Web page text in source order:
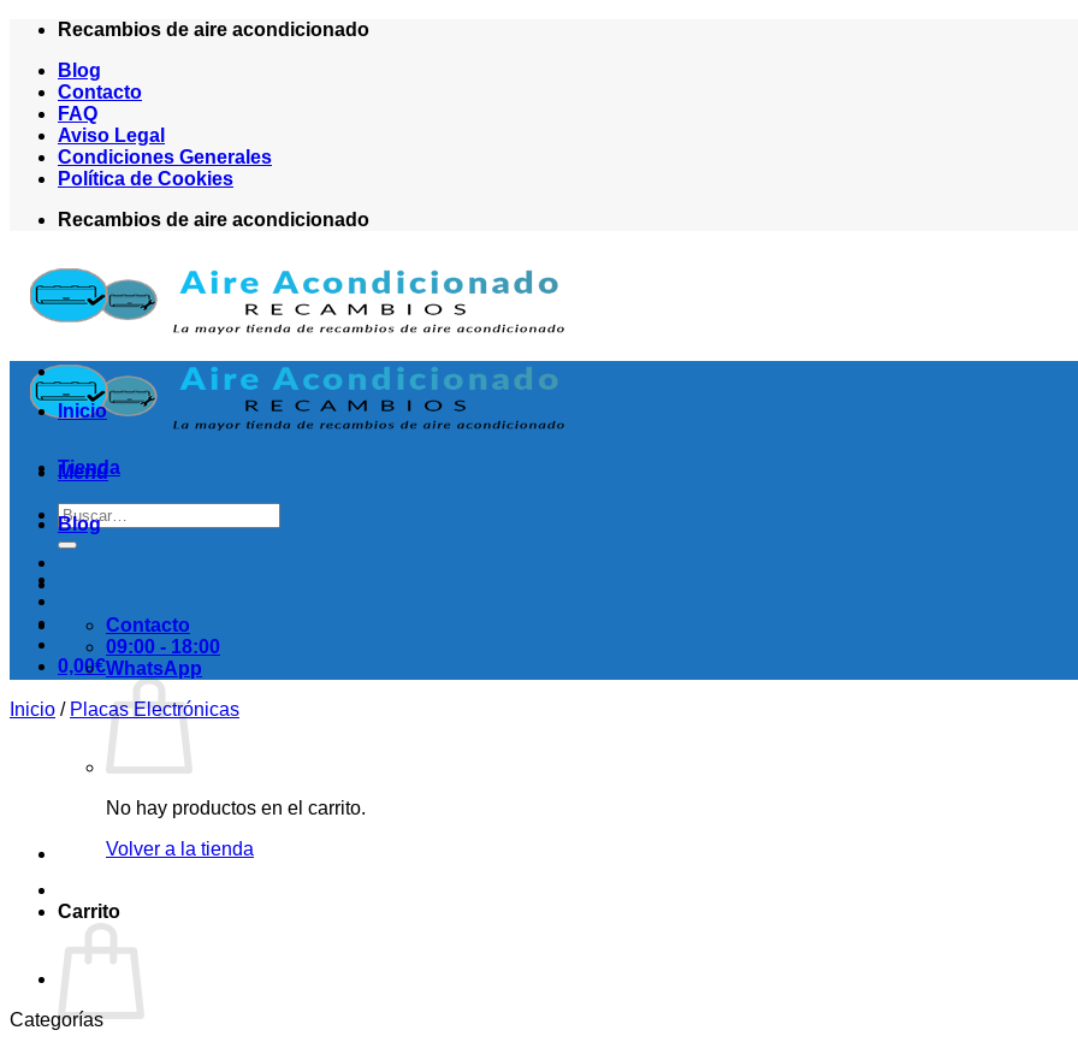
Saltar
contenido
Recambios de aire acondicionado
Blog
Contacto
FAQ
Aviso Legal
Condiciones Generales
Política de Cookies
Recambios de aire acondicionado
Menú
Buscar
por:
0,00€
No hay productos en el carrito.
Volver a la tienda
Carrito
Inicio
Tienda
Blog
Contacto
09:00 - 18:00
WhatsApp
Inicio / Placas Electrónicas
Categorías